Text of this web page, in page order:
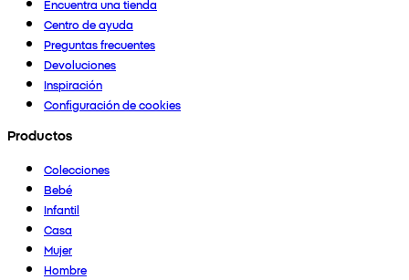
Encuentra una tienda
Centro de ayuda
Preguntas frecuentes
Devoluciones
Inspiración
Configuración de cookies
Productos
Colecciones
Bebé
Infantil
Casa
Mujer
Hombre